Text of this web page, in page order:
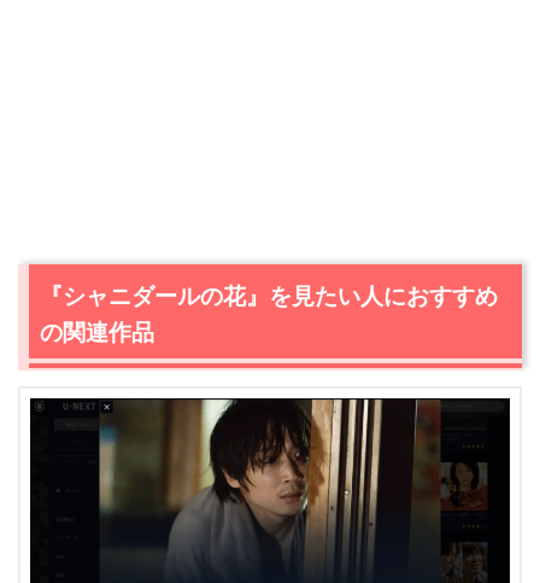
出典: U-NEXT
『シャニダールの花』を見たい人におすすめ
の関連作品